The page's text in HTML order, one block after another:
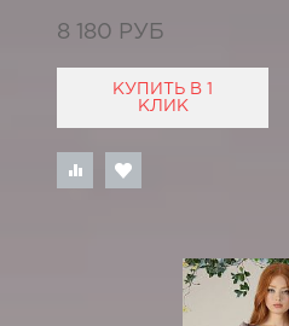
8 180 РУБ
КУПИТЬ В 1
КЛИК